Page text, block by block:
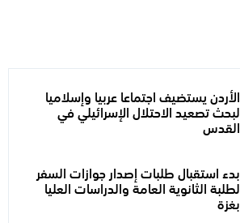
الأردن يستضيف اجتماعا عربيا وإسلاميا
لبحث تصعيد الاحتلال الإسرائيلي في
القدس
بدء استقبال طلبات إصدار جوازات السفر
لطلبة الثانوية العامة والدراسات العليا
بغزة